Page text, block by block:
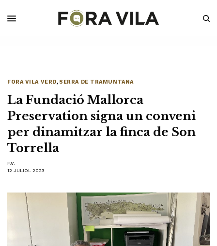
FORA VILA VERD,SERRA DE TRAMUNTANA
La Fundació Mallorca
Preservation signa un conveni
per dinamitzar la finca de Son
Torrella
F.V.
12 JULIOL 2023